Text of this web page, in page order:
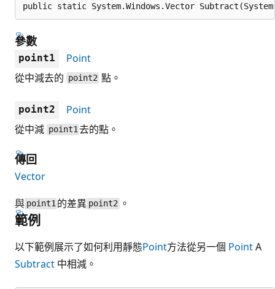
public static System.Windows.Vector
參數
point1
Point
從中減去的 point2 點。
point2
Point
從中減 point1去的點。
傳回
Vector
與 point1 的差異 point2 。
範例
以下範例展示了如何利用靜態Point方法從另一個 PointA
Subtract 中相減。